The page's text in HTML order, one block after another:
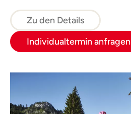
Zu den Details
Individualtermin anfragen